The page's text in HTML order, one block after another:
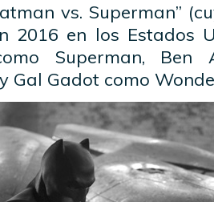
vs. Superman”
2016 en los Estados
Superman, Ben
Gal Gadot como